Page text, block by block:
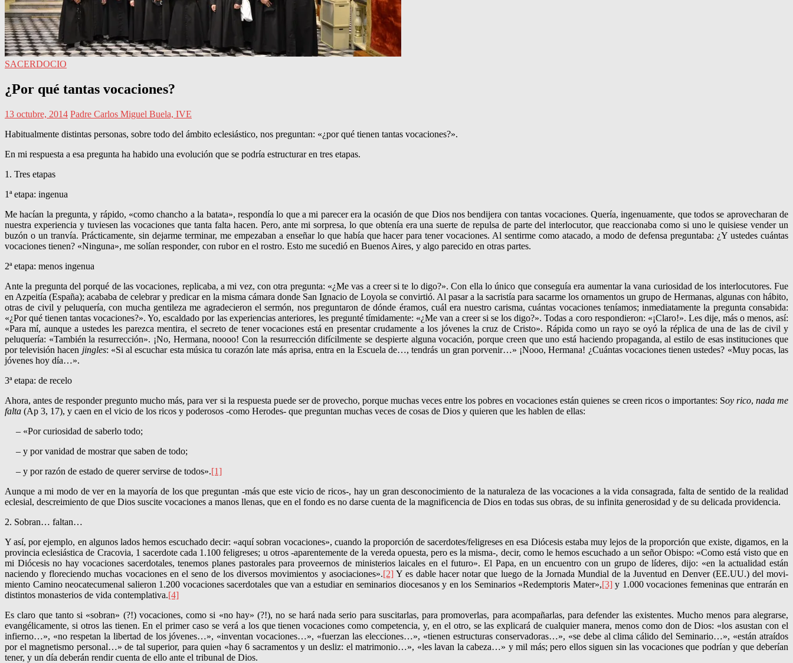
SACERDOCIO
¿Por qué tantas vocaciones?
13 octubre, 2014 Padre Carlos Miguel Buela, IVE
Habitualmente distintas personas, sobre todo del ámbi­to eclesiásti­co, nos preguntan: «¿por qué tienen tantas vocacio­nes?».
En mi respuesta a esa pregunta ha habido una evolu­ción que se podría estructurar en tres etapas.
1. Tres etapas
1ª etapa: ingenua
Me hacían la pregunta, y rápido, «como chan­cho a la batata», respondía lo que a mi parecer era la ocasión de que Dios nos bendijera con tantas vocaciones. Quería, ingenuamente, que todos se aprovecharan de
nuestra experiencia y tuviesen las vocaciones que tanta falta hacen. Pero, ante mi sorpresa, lo que obtenía era una suerte de repulsa de parte del interlocutor, que reaccionaba como si uno le quisiese vender un
buzón o un tranvía. Prácticamente, sin dejarme terminar, me em­pezaban a enseñar lo que había que hacer para tener vocaciones. Al sentirme como atacado, a modo de defensa preguntaba: ¿Y ustedes cuántas
vocaciones tienen? «Ninguna», me solían responder, con rubor en el rostro. Esto me sucedió en Buenos Aires, y algo pareci­do en otras partes.
2ª etapa: menos ingenua
Ante la pregunta del por­qué de las voca­ciones, replicaba, a mi vez, con otra pregunta: «¿Me vas a creer si te lo digo?». Con ella lo único que conseguía era au­mentar la vana curiosi­dad de los interlocuto­res. Fue
en Azpei­tía (España); acababa de celebrar y predicar en la misma cámara donde San Ignacio de Loyola se convirtió. Al pasar a la sacristía para sacarme los ornamentos un grupo de Herma­nas, algunas con hábito,
otras de civil y peluquería, con mucha gentileza me agra­decie­ron el sermón, nos preguntaron de dónde éramos, cuál era nues­tro caris­ma, cuántas vocaciones teníamos; inmediatamente la pregun­ta consabida:
«¿Por qué tienen tantas vocaciones?». Yo, escaldado por las experiencias anteriores, les pregunté tímida­mente: «¿Me van a creer si se los digo?». Todas a coro respondie­ron: «¡Claro!». Les dije, más o menos, así:
«Para mí, aun­que a ustedes les parezca mentira, el secreto de tener voca­ciones está en presentar cruda­mente a los jóvenes la cruz de Cristo». Rápida como un rayo se oyó la réplica de una de las de civil y
peluque­ría: «También la resu­rrección». ¡No, Hermana, noooo! Con la resu­rrección difícilmente se despierte alguna vocación, porque creen que uno está hacien­do propaganda, al estilo de esas institu­ciones que
por televisión hacen jingles: «Si al escuchar esta mú­sica tu corazón late más aprisa, entra en la Escuela de…, ten­drás un gran porvenir…» ¡Nooo, Hermana! ¿Cuántas vocaciones tienen ustedes? «Muy pocas, las
jóvenes hoy día…».
3ª etapa: de recelo
Ahora, antes de responder pre­gun­to mucho más, para ver si la respuesta puede ser de provecho, porque muchas veces entre los pobres en vocaciones están quienes se creen ricos o impor­tantes: Soy rico, nada me
falta (Ap 3, 17), y caen en el vicio de los ricos y pode­rosos -como Hero­des- que pregun­tan muchas veces de cosas de Dios y quieren que les hablen de ellas:
– «Por curiosidad de saberlo todo;
– y por vanidad de mostrar que saben de todo;
– y por razón de estado de querer servirse de todos».[1]
Aunque a mi modo de ver en la mayoría de los que pregun­tan -más que este vicio de ricos-, hay un gran desconocimiento de la naturaleza de las vocaciones a la vida consagrada, falta de sentido de la realidad
ecle­sial, descreimien­to de que Dios suscite voca­ciones a manos llenas, que en el fondo es no darse cuenta de la magni­ficencia de Dios en todas sus obras, de su infinita generosidad y de su delicada providencia.
2. Sobran… faltan…
Y así, por ejemplo, en algunos lados hemos escuchado decir: «aquí sobran vocacio­nes», cuando la proporción de sacerdotes/feligreses en esa Diócesis estaba muy lejos de la proporción que existe, digamos, en la
provincia eclesiásti­ca de Cracovia, 1 sacerdote cada 1.100 feligreses; u otros -aparen­temente de la vereda opuesta, pero es la misma-, decir, como le hemos escuchado a un señor Obispo: «Como está visto que en
mi Diócesis no hay vocacio­nes sacerdota­les, tenemos planes pastorales para proveernos de ministerios laicales en el futuro». El Papa, en un encuen­tro con un grupo de líderes, di­jo: «en la actualidad están
naciendo y flore­ciendo muchas voca­ciones en el seno de los diversos movimientos y asociaciones».[2]Y es dable hacer notar que luego de la Jorna­da Mun­dial de la Juventud en Denver (EE.UU.) del movi­
miento Camino neocatecume­nal salieron 1.200 vocacio­nes sacer­do­ta­les que van a estu­diar en semina­rios diocesa­nos y en los Semina­rios «Re­demptoris Mater»,[3]y 1.000 voca­cio­nes feme­ni­nas que entrarán en
distintos monas­terios de vida con­tem­pla­ti­va.[4]
Es claro que tanto si «sobran» (?!) vocaciones, como si «no hay» (?!), no se hará nada serio para suscitarlas, para promoverlas, para acompañar­las, para defender las existentes. Mucho menos para alegrarse,
evangéli­ca­mente, si otros las tienen. En el primer caso se verá a los que tienen vocaciones como competencia, y, en el otro, se las explicará de cualquier manera, menos como don de Dios: «los asustan con el
infierno…», «no respetan la libertad de los jóvenes…», «inventan vocaciones…», «fuerzan las elecciones…», «tienen estruc­turas conservadoras…», «se debe al clima cálido del Semina­rio…», «están atraídos
por el magnetismo personal…» de tal superior, pa­ra quien «hay 6 sacra­men­tos y un desliz: el matrimo­nio…», «les lavan la cabeza…» y mil más; pero ellos siguen sin las vocacio­nes que podrían y que debe­rían
tener, y un día deberán rendir cuenta de ello ante el tribunal de Dios.